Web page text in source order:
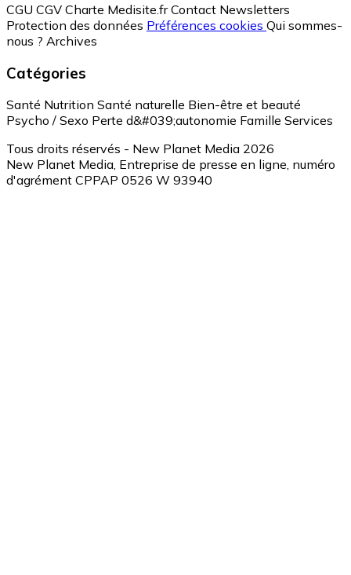
CGU CGV Charte Medisite.fr Contact Newsletters
Protection des données Préférences cookies Qui sommes-
nous ? Archives
Catégories
Santé Nutrition Santé naturelle Bien-être et beauté
Psycho / Sexo Perte d&#039;autonomie Famille Services
Tous droits réservés - New Planet Media 2026
New Planet Media, Entreprise de presse en ligne, numéro
d'agrément CPPAP 0526 W 93940